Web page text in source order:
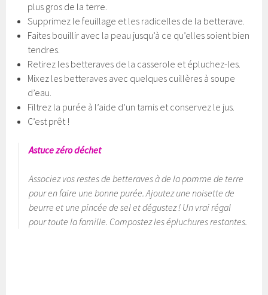
plus gros de la terre.
Supprimez le feuillage et les radicelles de la betterave.
Faites bouillir avec la peau jusqu’à ce qu’elles soient bien
tendres.
Retirez les betteraves de la casserole et épluchez-les.
Mixez les betteraves avec quelques cuillères à soupe
d’eau.
Filtrez la purée à l’aide d’un tamis et conservez le jus.
C’est prêt !
Astuce zéro déchet
Associez vos restes de betteraves à de la pomme de terre
pour en faire une bonne purée. Ajoutez une noisette de
beurre et une pincée de sel et dégustez ! Un vrai régal
pour toute la famille. Compostez les épluchures restantes.